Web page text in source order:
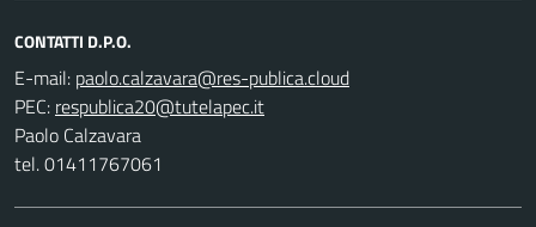
CONTATTI D.P.O.
E-mail:
PEC:
Paolo Calzavara
tel. 01411767061